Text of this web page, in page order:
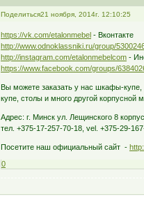
Поделиться21 ноября, 2014г. 12:10:25
https://vk.com/etalonmebel - Вконтакте
http://www.odnoklassniki.ru/group/
http://instagram.com/etalonmebelcom -
https://www.facebook.com/groups/
Вы можете заказать у нас шкафы-
купе, столы и много другой корпусной
Адрес: г. Минск ул. Лещинского 8
тел. +375-17-257-70-18, vel. +375-29-
Посетите наш официальный сайт -
0